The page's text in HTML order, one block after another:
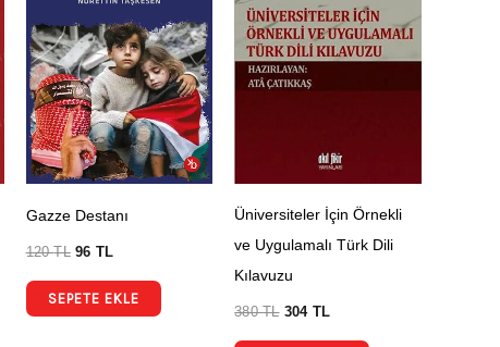
Gazze Destanı
120TL 96 TL
SEPETE EKLE
Üniversiteler İçin Örnekli
ve Uygulamalı Türk Dili
Kılavuzu
380TL 304 TL